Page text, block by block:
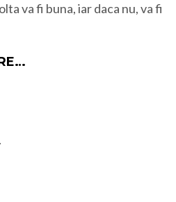
va fi buna, iar daca nu, va fi